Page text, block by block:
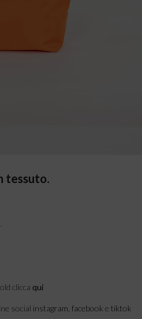
tessuto.
clicca qui
social instagram facebook e tiktok